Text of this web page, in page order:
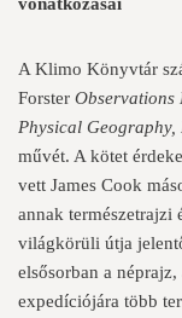
A Klimo Könyvtár
Forster Observations
Physical
művét. A kötet
vett James Cook
annak természetrajzi
világkörüli útja
elsősorban a
expedíciójára több